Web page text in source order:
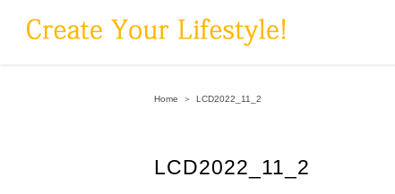
Home ＞ LCD2022_11_2
LCD2022_11_2